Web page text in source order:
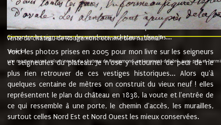
de la Velliere tout ainsi et comme le dit seigneur Baron et ses
présent......"
suivent les rentes, donation des terriers, etc... au prix de 880 livre louis
Ci contre les signatures des vendeurs, acheteurs, témoins....
vente du château de Rougemont comme bien national9.
"3ème lot
une mazure assez volumineuse du chateau de Rougemond, entierement delabré, avec près et
Voici les photos prises en 2005 pour mon livre sur les seigneurs
et seigneuries du plateau. Je n'ose y retourner de peur de ne
plus rien retrouver de ces vestiges historiques... Alors qu'à
quelques centaine de mètres on construit du vieux neuf ! elles
représentent le plan du château en 1838, la voute et l'entrée de
ce qui ressemble à une porte, le chemin d'accès, les murailles,
surtout celles Nord Est et Nord Ouest les mieux conservées.